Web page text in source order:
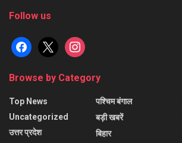
Follow us
facebook
x instagram
Browse by Category
Top News
Uncategorized
उत्तर प्रदेश
पश्चिम बंगाल
बड़ी खबरें
बिहार